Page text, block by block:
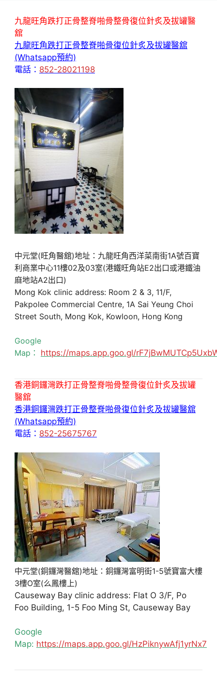
九龍旺角跌打正骨整脊啪骨整骨復位針炙及拔罐醫
舘
九龍旺角跌打正骨整脊啪骨復位針炙及拔罐醫舘
(Whatsapp預約)
電話： 852-28021198
中元堂(旺角醫舘)地址：九龍旺角西洋菜南街1A號百寶
利商業中心11樓02及03室(港鐵旺角站E2出口或港鐵油
麻地站A2出口)
Mong Kok clinic address: Room 2 & 3, 11/F,
Pakpolee Commercial Centre, 1A Sai Yeung Choi
Street South, Mong Kok, Kowloon, Hong Kong
Google
Map： https://maps.app.goo.gl/
香港銅鑼灣跌打正骨整脊啪骨整骨復位針炙及拔罐
醫舘
香港銅鑼灣跌打正骨整脊啪骨復位針炙及拔罐醫舘
(Whatsapp預約)
電話： 852-25675767
中元堂(銅鑼灣醫舘)地址：銅鑼灣富明街1-5號寶富大樓
3樓O室(么鳳樓上)
Causeway Bay clinic address: Flat O 3/F, Po
Foo Building, 1-5 Foo Ming St, Causeway Bay
Google
Map: https://maps.app.goo.gl/HzPiknywAfj1yrNx7